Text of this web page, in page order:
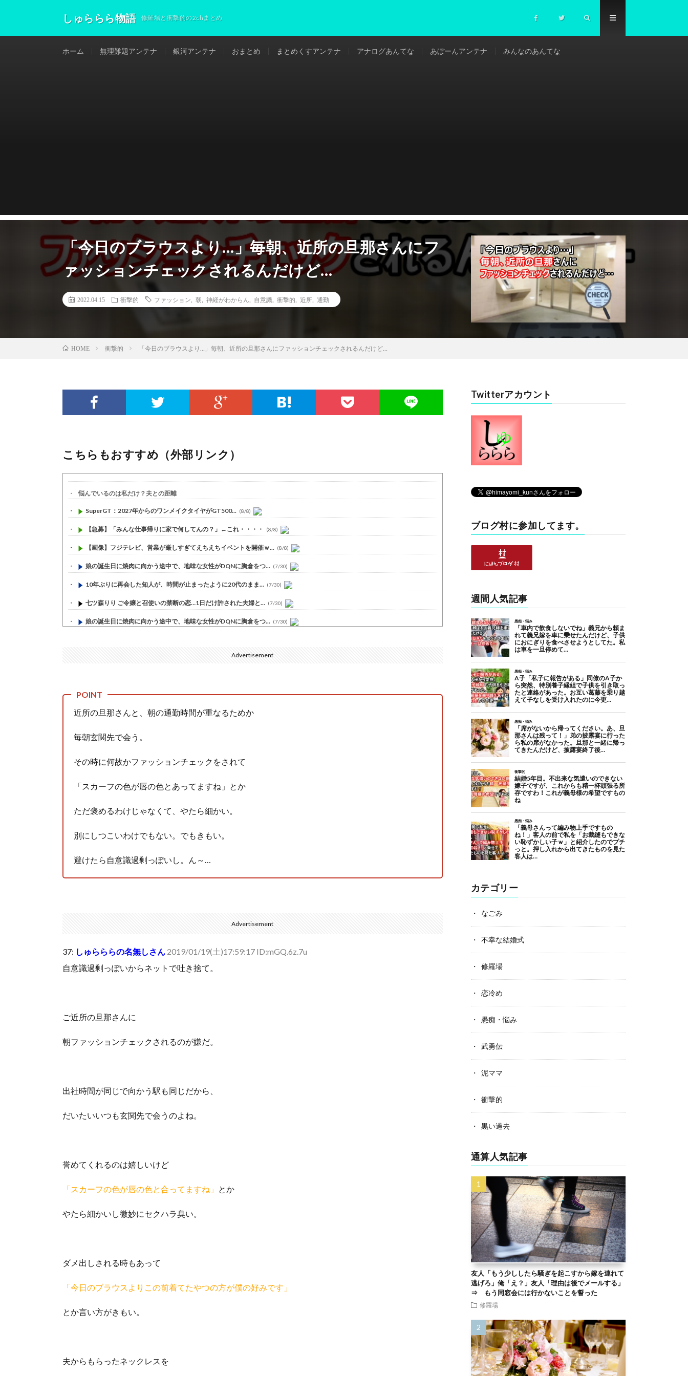
しゅららら物語 修羅場と衝撃的の2chまとめ
ホーム 無理難題アンテナ 銀河アンテナ おまとめ まとめくすアンテナ アナログあんてな あぼーんアンテナ みんなのあんてな
「今日のブラウスより…」毎朝、近所の旦那さんにフ
ァッションチェックされるんだけど…
2022.04.15 衝撃的 ファッション 朝 神経がわからん 自意識 衝撃的 近所 通勤
HOME 衝撃的 「今日のブラウスより…」毎朝、近所の旦那さんにファッションチェックされるんだけど…
こちらもおすすめ（外部リンク）
悩んでいるのは私だけ？夫との距離
SuperGT：2027年からのワンメイクタイヤがGT500... (8/8)
【急募】「みんな仕事帰りに家で何してんの？」←これ・・・・ (8/8)
【画像】フジテレビ、営業が厳しすぎてえちえちイベントを開催ｗ... (8/8)
娘の誕生日に焼肉に向かう途中で、地味な女性がDQNに胸倉をつ... (7/30)
10年ぶりに再会した知人が、時間が止まったように20代のまま... (7/30)
七ツ森りり ご令嬢と召使いの禁断の恋…1日だけ許された夫婦と... (7/30)
娘の誕生日に焼肉に向かう途中で、地味な女性がDQNに胸倉をつ... (7/30)
人体の中身が左右非対称なのは繊毛が回転運動をして左側に流れが... (7/30)
可愛い彼女が部屋に入ってきた。もしかしてニンジャ？→スタイリ...
Advertisement
近所の旦那さんと、朝の通勤時間が重なるためか
毎朝玄関先で会う。
その時に何故かファッションチェックをされて
「スカーフの色が唇の色とあってますね」とか
ただ褒めるわけじゃなくて、やたら細かい。
別にしつこいわけでもない。でもきもい。
避けたら自意識過剰っぽいし。ん～…
Advertisement
37: しゅらららの名無しさん 2019/01/19(土)17:59:17 ID:mGQ.6z.7u
自意識過剰っぽいからネットで吐き捨て。
ご近所の旦那さんに
朝ファッションチェックされるのが嫌だ。
出社時間が同じで向かう駅も同じだから、
だいたいいつも玄関先で会うのよね。
誉めてくれるのは嬉しいけど
「スカーフの色が唇の色と合ってますね」 とか
やたら細かいし微妙にセクハラ臭い。
ダメ出しされる時もあって
「今日のブラウスよりこの前着てたやつの方が僕の好みです」
とか言い方がきもい。
夫からもらったネックレスを
Twitterアカウント
ブログ村に参加してます。
週間人気記事
カテゴリー
なごみ
不幸な結婚式
修羅場
恋冷め
愚痴・悩み
武勇伝
泥ママ
衝撃的
黒い過去
通算人気記事
友人「もう少ししたら騒ぎを起こすから嫁を連れて
逃げろ」俺「え？」友人「理由は後でメールする」
⇒ もう同窓会には行かないことを誓った
修羅場